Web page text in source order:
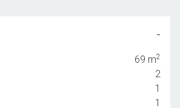
en charmerende beliggenhed.
-
69 m2
2
1
1